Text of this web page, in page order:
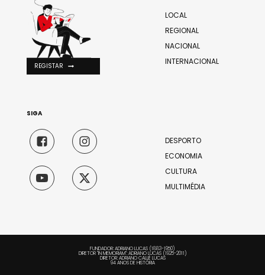
LOCAL
REGIONAL
NACIONAL
INTERNACIONAL
DESPORTO
ECONOMIA
CULTURA
MULTIMÉDIA
REGISTAR
SIGA
FUNDADOR: ADRIANO LUCAS (1883-1950)
DIRETOR "IN MEMORIAM": ADRIANO LUCAS (1925-2011)
DIRETOR: ADRIANO CALLÉ LUCAS
94 ANOS DE HISTÓRIA